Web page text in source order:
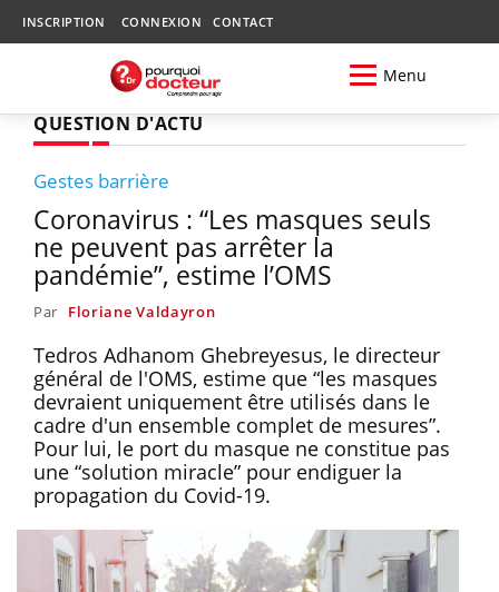
INSCRIPTION CONNEXION CONTACT
Menu
QUESTION D'ACTU
Gestes barrière
Coronavirus : “Les masques seuls
ne peuvent pas arrêter la
pandémie”, estime l’OMS
Par Floriane Valdayron
Tedros Adhanom Ghebreyesus, le directeur
général de l'OMS, estime que “les masques
devraient uniquement être utilisés dans le
cadre d'un ensemble complet de mesures”.
Pour lui, le port du masque ne constitue pas
une “solution miracle” pour endiguer la
propagation du Covid-19.